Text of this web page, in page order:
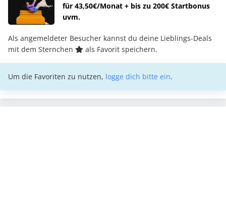
für 43,50€/Monat + bis zu 200€ Startbonus
uvm.
Als angemeldeter Besucher kannst du deine Lieblings-Deals
mit dem Sternchen
als Favorit speichern.
Um die Favoriten zu nutzen, logge dich bitte ein.